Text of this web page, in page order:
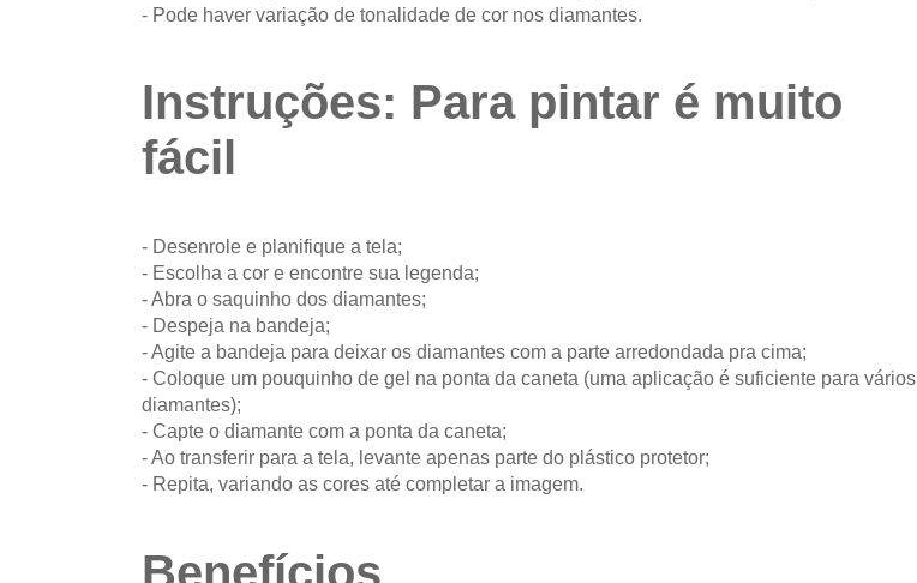
- Pode haver variação de tonalidade de cor nos diamantes.
Instruções: Para pintar é muito
fácil
- Desenrole e planifique a tela;
- Escolha a cor e encontre sua legenda;
- Abra o saquinho dos diamantes;
- Despeja na bandeja;
- Agite a bandeja para deixar os diamantes com a parte arredondada pra cima;
- Coloque um pouquinho de gel na ponta da caneta (uma aplicação é suficiente para vários
diamantes);
- Capte o diamante com a ponta da caneta;
- Ao transferir para a tela, levante apenas parte do plástico protetor;
- Repita, variando as cores até completar a imagem.
Benefícios